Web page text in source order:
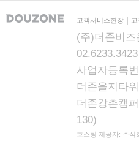
고객서비스헌장
(주)더존비
사업자등록
더존을지타
더존강촌캠
130)
호스팅 제공자: 주식